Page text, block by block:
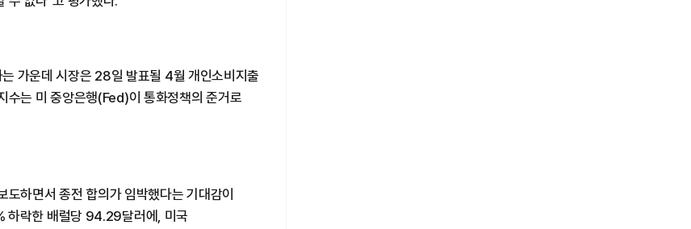
가운데 시장은 28일 발표될 4월 개인소비지출
수는 미 중앙은행(Fed)이 통화정책의 준거로
하면서 종전 합의가 임박했다는 기대감이
하락한 배럴당 94.29달러에, 미국